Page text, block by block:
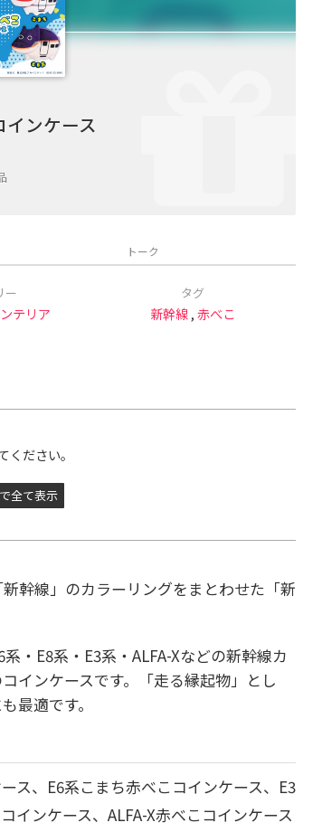
ンケース
トーク
ー
テリア
タグ
新幹線,赤べこ
ださい。
全て表示
幹線」のカラーリングをまとわせた「新
・E8系・E3系・ALFA-Xなどの新幹線カ
インケースです。「走る縁起物」とし
最適です。
、E6系こまち赤べこコインケース、 E3
インケース、ALFA-X赤べこコインケース